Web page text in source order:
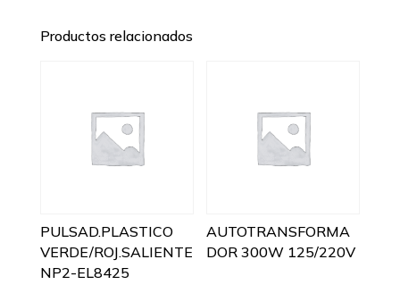
Productos relacionados
PULSAD.PLASTICO
VERDE/ROJ.SALIENTE
NP2-EL8425
AUTOTRANSFORMA
DOR 300W 125/220V